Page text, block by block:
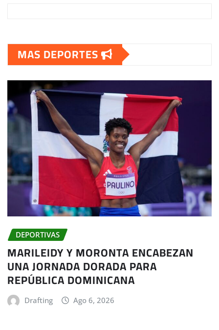
MAS DEPORTES
DEPORTIVAS
MARILEIDY Y MORONTA ENCABEZAN
UNA JORNADA DORADA PARA
REPÚBLICA DOMINICANA
Drafting Ago 6, 2026